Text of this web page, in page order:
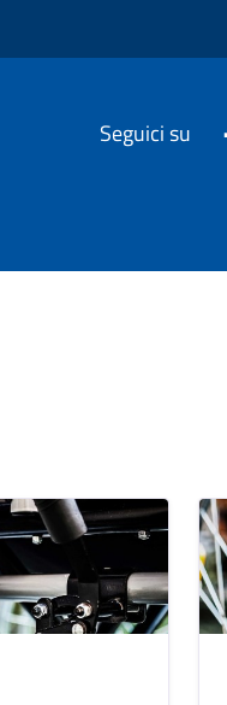
Seguici su